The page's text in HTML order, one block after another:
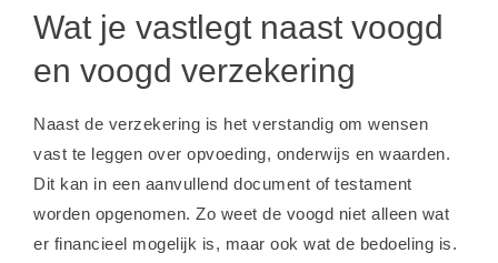
Wat je vastlegt naast voogd
en voogd verzekering
Naast de verzekering is het verstandig om wensen
vast te leggen over opvoeding, onderwijs en waarden.
Dit kan in een aanvullend document of testament
worden opgenomen. Zo weet de voogd niet alleen wat
er financieel mogelijk is, maar ook wat de bedoeling is.